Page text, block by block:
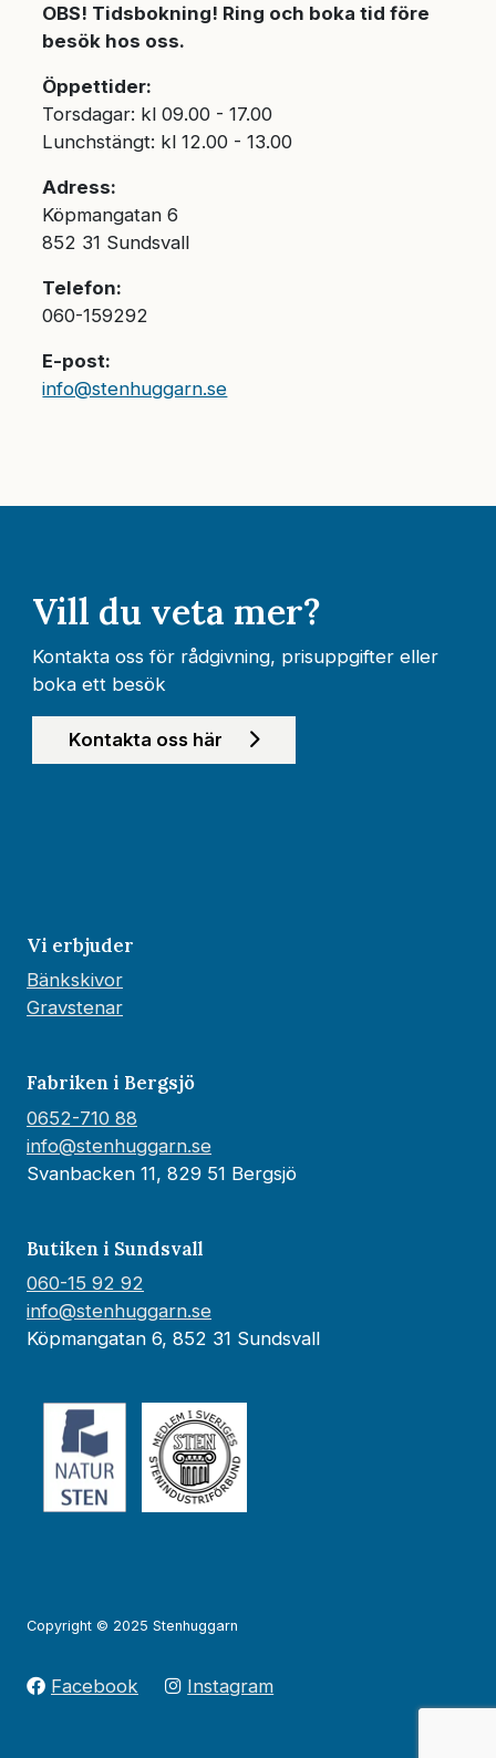
OBS! Tidsbokning! Ring och boka tid före
besök hos oss.
Öppettider:
Torsdagar: kl 09.00 - 17.00
Lunchstängt: kl 12.00 - 13.00
Adress:
Köpmangatan 6
852 31 Sundsvall
Telefon:
060-159292
E-post:
info@stenhuggarn.se
Vill du veta mer?
Kontakta oss för rådgivning, prisuppgifter eller
boka ett besök
Kontakta oss här
Vi erbjuder
Bänkskivor
Gravstenar
Fabriken i Bergsjö
0652-710 88
info@stenhuggarn.se
Svanbacken 11, 829 51 Bergsjö
Butiken i Sundsvall
060-15 92 92
info@stenhuggarn.se
Köpmangatan 6, 852 31 Sundsvall
Copyright © 2025 Stenhuggarn
Facebook Instagram